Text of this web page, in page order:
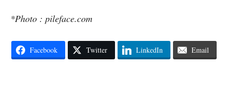
*Photo : pileface.com
Facebook Twitter LinkedIn Email